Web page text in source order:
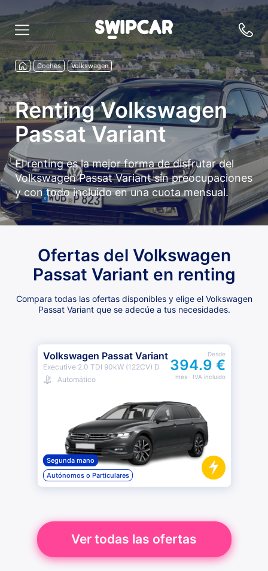
Coches Volkswagen
Renting Volkswagen
Passat Variant
El renting es la mejor forma de disfrutar del
Volkswagen Passat Variant sin preocupaciones
y con todo incluido en una cuota mensual.
Ofertas del Volkswagen
Passat Variant en renting
Compara todas las ofertas disponibles y elige el Volkswagen
Passat Variant que se adecúe a tus necesidades.
Volkswagen Passat Variant
Executive 2.0 TDI 90kW (122CV) D
Automático
Desde
394.9 €
mes· IVA incluido
Segunda mano
Autónomos o Particulares
Ver todas las ofertas